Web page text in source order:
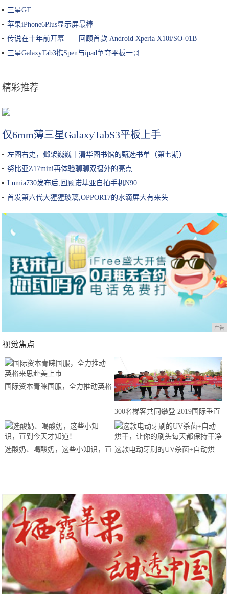
三星GT
苹果iPhone6Plus显示屏最棒
传说在十年前开幕——回顾首款 Android Xperia X10i/SO-01B
三星GalaxyTab3携Spen与ipad争夺平板一哥
精彩推荐
女性护肤的常识干货，你做正确了几条呢？收藏丨教你做个精致女孩
仅6mm薄三星GalaxyTabS3平板上手
左图右史，邺架巍巍｜清华图书馆的甄选书单（第七期）
努比亚Z17mini再体验聊聊双摄外的亮点
Lumia730发布后,回顾诺基亚自拍手机N90
首发第六代大猩猩玻璃,OPPOR17的水滴屏大有来头
广告
视觉焦点
国际资本青睐国服，全力推动英格
300名梯客共同攀登 2019国际垂直
马拉松超级精英赛顺德海骏达中心
站欢乐开跑
选酸奶、喝酸奶，这些小知识，直 这款电动牙刷的UV杀菌+自动烘